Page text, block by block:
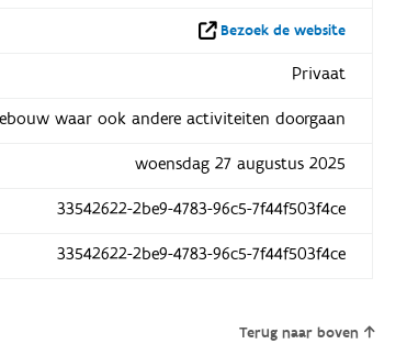
Bezoek de website
Privaat
waar ook andere activiteiten doorgaan
woensdag 27 augustus 2025
33542622-2be9-4783-96c5-7f44f503f4ce
33542622-2be9-4783-96c5-7f44f503f4ce
Terug naar boven